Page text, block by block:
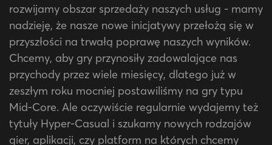
rozwijamy obszar sprzedaży naszych usług - mamy
nadzieję, że nasze nowe inicjatywy przełożą się w
przyszłości na trwałą poprawę naszych wyników.
Chcemy, aby gry przynosiły zadowalające nas
przychody przez wiele miesięcy, dlatego już w
zeszłym roku mocniej postawiliśmy na gry typu
Mid-Core. Ale oczywiście regularnie wydajemy też
tytuły Hyper-Casual i szukamy nowych rodzajów
gier, aplikacji, czy platform na których chcemy